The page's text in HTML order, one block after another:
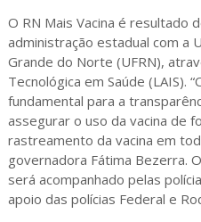
O RN Mais Vacina é resultado
administração estadual com a
Grande do Norte (UFRN),
Tecnológica em Saúde (LAIS).
fundamental para a
assegurar o uso da vacina de
rastreamento da vacina em
governadora Fátima Bezerra.
será acompanhado pelas
apoio das polícias Federal e